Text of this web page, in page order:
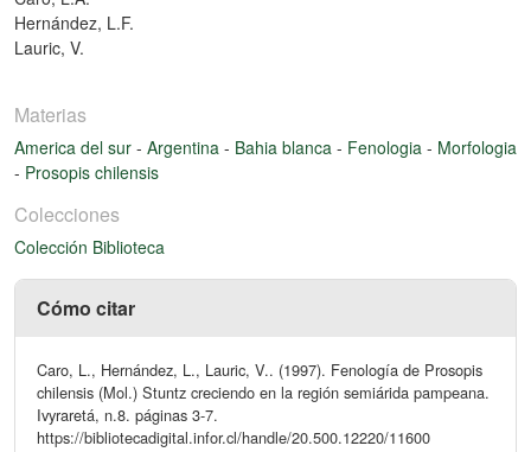
Hernández, L.F.
Lauric, V.
Materias
America del sur - Argentina - Bahia blanca - Fenologia - Morfologia
- Prosopis chilensis
Colecciones
Colección Biblioteca
Cómo citar
Caro, L., Hernández, L., Lauric, V.. (1997). Fenología de Prosopis
chilensis (Mol.) Stuntz creciendo en la región semiárida pampeana.
Ivyraretá, n.8. páginas 3-7.
https://bibliotecadigital.infor.cl/handle/20.500.12220/11600